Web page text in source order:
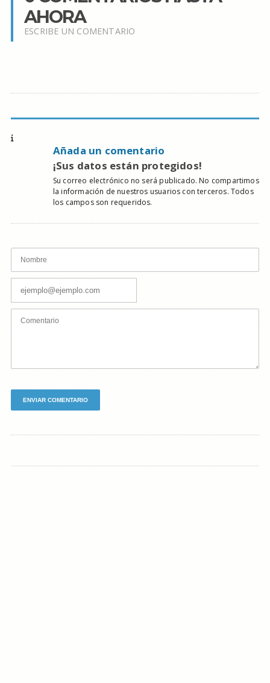
AHORA
ESCRIBE UN COMENTARIO
Añada un comentario
¡Sus datos están protegidos!
Su correo electrónico no será publicado. No compartimos
la información de nuestros usuarios con terceros. Todos
los campos son requeridos.